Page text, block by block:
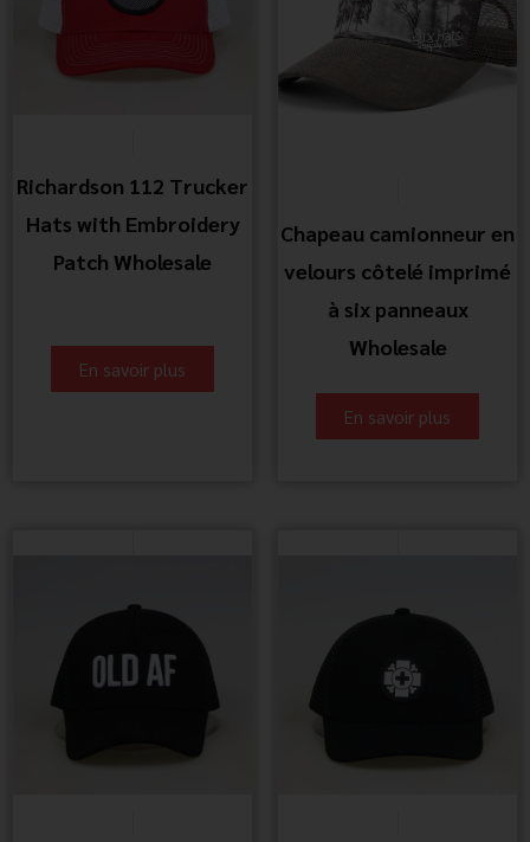
Richardson 112 Trucker
Hats with Embroidery
Patch Wholesale
En savoir plus
Chapeau camionneur en
velours côtelé imprimé
à six panneaux
Wholesale
En savoir plus